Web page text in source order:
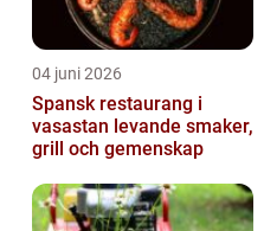
04 juni 2026
Spansk restaurang i
vasastan levande smaker,
grill och gemenskap